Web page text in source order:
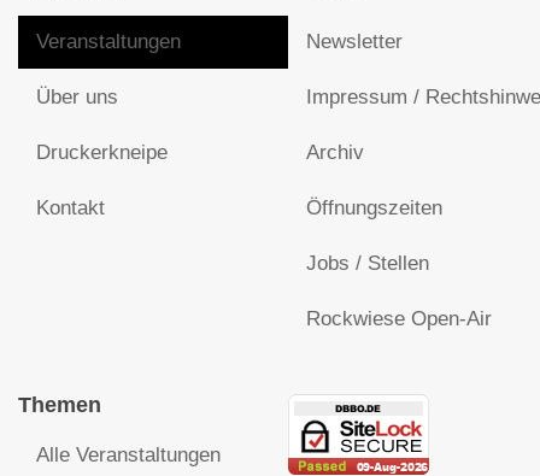
Veranstaltungen
Über uns
Druckerkneipe
Kontakt
Newsletter
Impressum /
Archiv
Öffnungszeiten
Jobs / Stellen
Rockwiese Open-Air
Themen
Alle Veranstaltungen